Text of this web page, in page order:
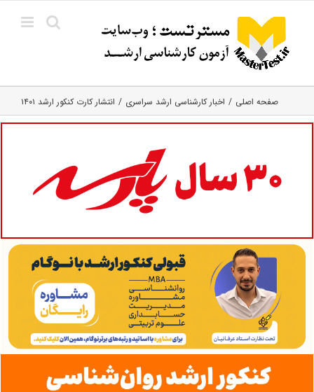
content
صفحه اصلی اخبار کارشناسی ارشد سراسری انتشار کارت کنکور ارشد ۱۴۰۱